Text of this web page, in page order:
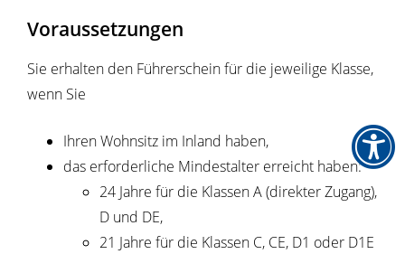
Voraussetzungen
Sie erhalten den Führerschein für die jeweilige Klasse,
wenn Sie
Ihren Wohnsitz im Inland haben,
das erforderliche Mindestalter erreicht haben:
24 Jahre für die Klassen A (direkter Zugang),
D und DE,
21 Jahre für die Klassen C, CE, D1 oder D1E